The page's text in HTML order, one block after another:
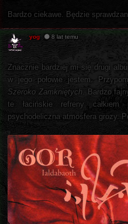
Bardzo ciekawe. Będzie
yog 8 lat temu
Znacznie bardziej mi się drugi
w jego połowie jestem.
Szeroko Zamkniętych. Bardzo
te łacińskie refreny całkiem
psychodeliczna atmosfera grozy.